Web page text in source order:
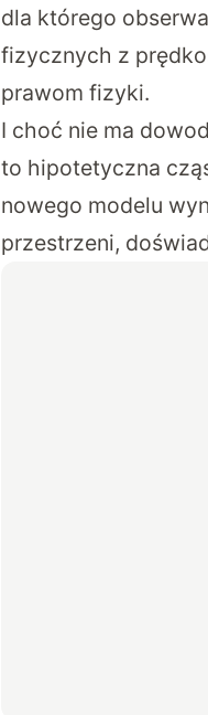
dla którego
fizycznych z
prawom fizyki.
I choć nie ma
to hipotetyczna
nowego modelu
przestrzeni,